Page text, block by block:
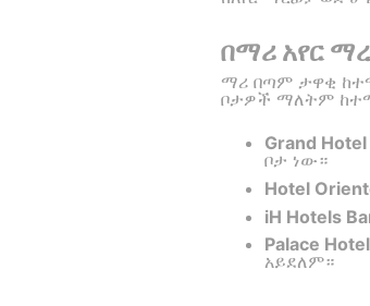
በማሪ አየር
ማሪ በጣም ታዋቂ
ቦታዎች ማለትም
Grand
ቦታ ነው።
Hotel
iH Hotels
Palace
አይደለም።